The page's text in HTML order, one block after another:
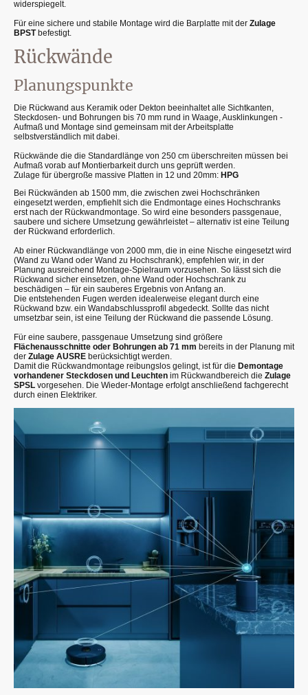
widerspiegelt.
Für eine sichere und stabile Montage wird die Barplatte mit der Zulage
BPSTbefestigt.
Rückwände
Planungspunkte
Die Rückwand aus Keramik oder Dekton beeinhaltet alle Sichtkanten,
Steckdosen- und Bohrungen bis 70 mm rund in Waage, Ausklinkungen -
Aufmaß und Montage sind gemeinsam mit der Arbeitsplatte
selbstverständlich mit dabei.
Rückwände die die Standardlänge von 250 cm überschreiten müssen bei
Aufmaß vorab auf Montierbarkeit durch uns geprüft werden.
Zulage für übergroße massive Platten in 12 und 20mm: HPG
Bei Rückwänden ab 1500 mm, die zwischen zwei Hochschränken
eingesetzt werden, empfiehlt sich die Endmontage eines Hochschranks
erst nach der Rückwandmontage. So wird eine besonders passgenaue,
saubere und sichere Umsetzung gewährleistet – alternativ ist eine Teilung
der Rückwand erforderlich.
Ab einer Rückwandlänge von 2000 mm, die in eine Nische eingesetzt wird
(Wand zu Wand oder Wand zu Hochschrank), empfehlen wir, in der
Planung ausreichend Montage-Spielraum vorzusehen. So lässt sich die
Rückwand sicher einsetzen, ohne Wand oder Hochschrank zu
beschädigen – für ein sauberes Ergebnis von Anfang an.
Die entstehenden Fugen werden idealerweise elegant durch eine
Rückwand bzw. ein Wandabschlussprofil abgedeckt. Sollte das nicht
umsetzbar sein, ist eine Teilung der Rückwand die passende Lösung.
Für eine saubere, passgenaue Umsetzung sind größere
Flächenausschnitte oder Bohrungen ab 71 mm bereits in der Planung mit
der Zulage AUSRE berücksichtigt werden.
Damit die Rückwandmontage reibungslos gelingt, ist für die Demontage
vorhandener Steckdosen und Leuchten im Rückwandbereich die Zulage
SPSL vorgesehen. Die Wieder-Montage erfolgt anschließend fachgerecht
durch einen Elektriker.